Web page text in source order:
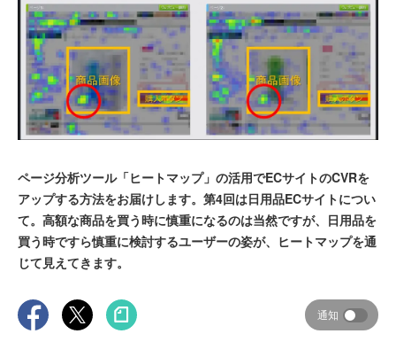
ページ分析ツール「ヒートマップ」の活用でECサイトのCVRを
アップする方法をお届けします。第4回は日用品ECサイトについ
て。高額な商品を買う時に慎重になるのは当然ですが、日用品を
買う時ですら慎重に検討するユーザーの姿が、ヒートマップを通
じて見えてきます。
通知